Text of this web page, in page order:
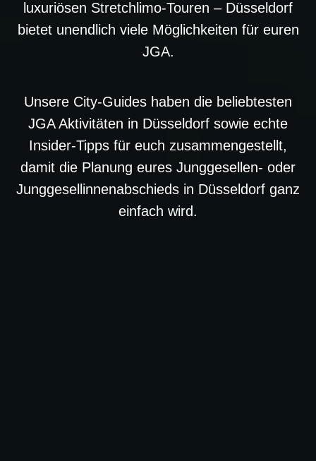
luxuriösen Stretchlimo-Touren – Düsseldorf
bietet unendlich viele Möglichkeiten für euren
JGA.
Unsere City-Guides haben die beliebtesten
JGA Aktivitäten in Düsseldorf sowie echte
Insider-Tipps für euch zusammengestellt,
damit die Planung eures Junggesellen- oder
Junggesellinnenabschieds in Düsseldorf ganz
einfach wird.